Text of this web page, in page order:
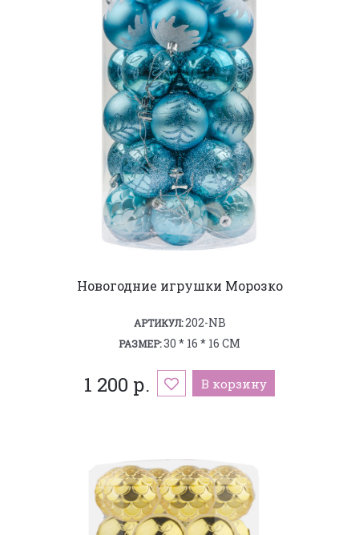
Новогодние игрушки Морозко
АРТИКУЛ:202-NB
РАЗМЕР:30 * 16 * 16 СМ
1 200 р. В корзину